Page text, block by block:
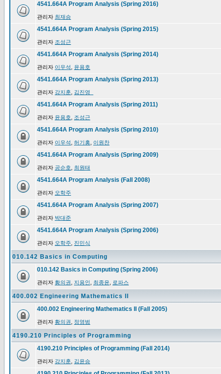
4541.664A Program Analysis (Spring 2016)
관리자 최재승
4541.664A Program Analysis (Spring 2015)
관리자 조성근
4541.664A Program Analysis (Spring 2014)
관리자 이우석 윤용호
4541.664A Program Analysis (Spring 2013)
관리자 강지훈 김진영_
4541.664A Program Analysis (Spring 2011)
관리자 윤용호 조성근
4541.664A Program Analysis (Spring 2010)
관리자 이우석 허기홍 이원찬
4541.664A Program Analysis (Spring 2009)
관리자 공순호 최원태
4541.664A Program Analysis (Fall 2008)
관리자 오학주
4541.664A Program Analysis (Spring 2007)
관리자 박대준
4541.664A Program Analysis (Spring 2006)
관리자 오학주 진민식
010.142 Basics in Computing
010.142 Basics in Computing (Spring 2006)
관리자 황의권 지용인 최종윤 로파스
400.002 Engineering Mathematics II
400.002 Engineering Mathematics II (Fall 2005)
관리자 황의권 정영범
4190.210 Principles of Programming
4190.210 Principles of Programming (Fall 2014)
관리자 강지훈 김윤승